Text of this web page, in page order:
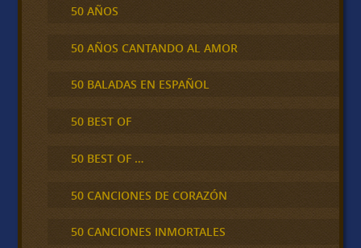
50 AÑOS
50 AÑOS CANTANDO AL AMOR
50 BALADAS EN ESPAÑOL
50 BEST OF
50 BEST OF …
50 CANCIONES DE CORAZÓN
50 CANCIONES INMORTALES